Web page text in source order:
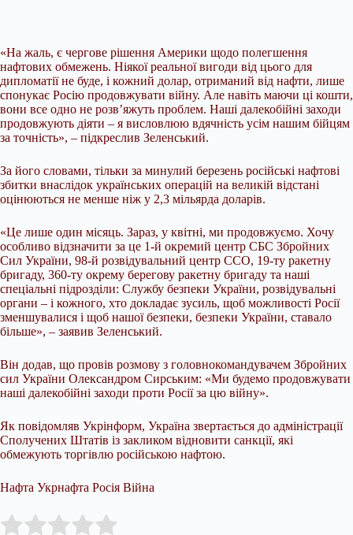
«На жаль, є чергове рішення Америки щодо полегшення
нафтових обмежень. Ніякої реальної вигоди від цього для
дипломатії не буде, і кожний долар, отриманий від нафти, лише
спонукає Росію продовжувати війну. Але навіть маючи ці кошти,
вони все одно не розв’яжуть проблем. Наші далекобійні заходи
продовжують діяти – я висловлюю вдячність усім нашим бійцям
за точність», – підкреслив Зеленський.
За його словами, тільки за минулий березень російські нафтові
збитки внаслідок українських операцій на великій відстані
оцінюються не менше ніж у 2,3 мільярда доларів.
«Це лише один місяць. Зараз, у квітні, ми продовжуємо. Хочу
особливо відзначити за це 1-й окремий центр СБС Збройних
Сил України, 98-й розвідувальний центр ССО, 19-ту ракетну
бригаду, 360-ту окрему берегову ракетну бригаду та наші
спеціальні підрозділи: Службу безпеки України, розвідувальні
органи – і кожного, хто докладає зусиль, щоб можливості Росії
зменшувалися і щоб нашої безпеки, безпеки України, ставало
більше», – заявив Зеленський.
Він додав, що провів розмову з головнокомандувачем Збройних
сил України Олександром Сирським: «Ми будемо продовжувати
наші далекобійні заходи проти Росії за цю війну».
Як повідомляв Укрінформ, Україна звертається до адміністрації
Сполучених Штатів із закликом відновити санкції, які
обмежують торгівлю російською нафтою.
Нафта Укрнафта Росія Війна
Rate this item: